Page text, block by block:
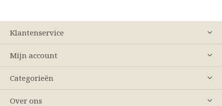
Klantenservice
Mijn account
Categorieën
Over ons